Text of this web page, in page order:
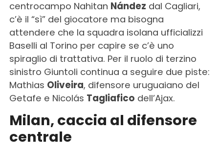
centrocampo Nahitan Nández dal Cagliari,
c’è il “sì” del giocatore ma bisogna
attendere che la squadra isolana ufficializzi
Baselli al Torino per capire se c’è uno
spiraglio di trattativa. Per il ruolo di terzino
sinistro Giuntoli continua a seguire due piste:
Mathias Oliveira, difensore uruguaiano del
Getafe e Nicolás Tagliafico dell’Ajax.
Milan, caccia al difensore
centrale